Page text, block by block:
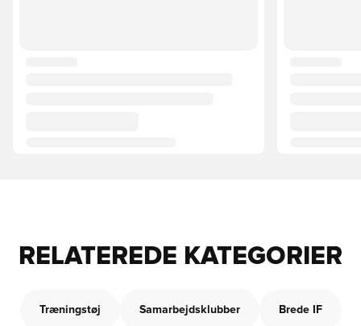
RELATEREDE KATEGORIER
Træningstøj Samarbejdsklubber Brede IF